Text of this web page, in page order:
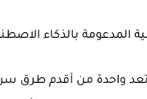
واحدة من أقدم طرق